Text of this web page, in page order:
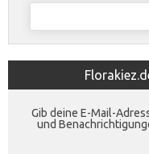
Suchen
Gib deine E-Mail-
und